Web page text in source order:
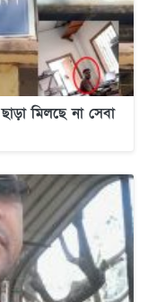
মিলছে না সেবা